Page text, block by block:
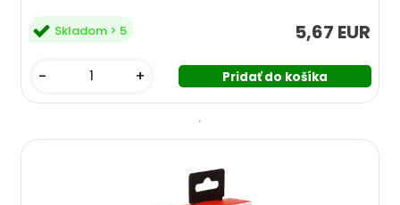
5,67 EUR
Skladom > 5
- +